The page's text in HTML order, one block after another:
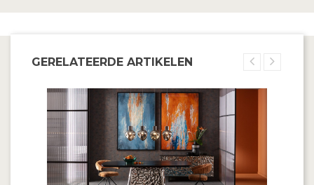
GERELATEERDE ARTIKELEN